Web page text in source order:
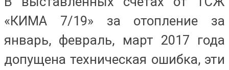
«КИМА 7/19» за отопление за
январь, февраль, март 2017 года
допущена техническая ошибка, эти